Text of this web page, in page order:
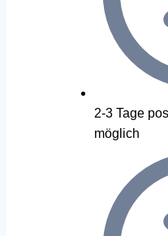
2-3 Tage
möglich